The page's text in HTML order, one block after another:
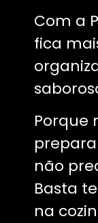
Com a
fica
Porque
não
Basta
na